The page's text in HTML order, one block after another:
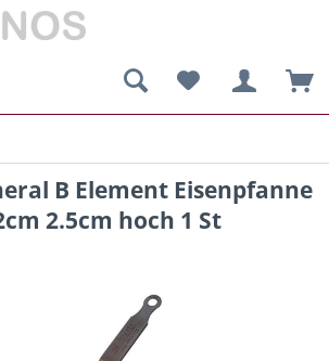
B Element Eisenpfanne
2.5cm hoch 1 St